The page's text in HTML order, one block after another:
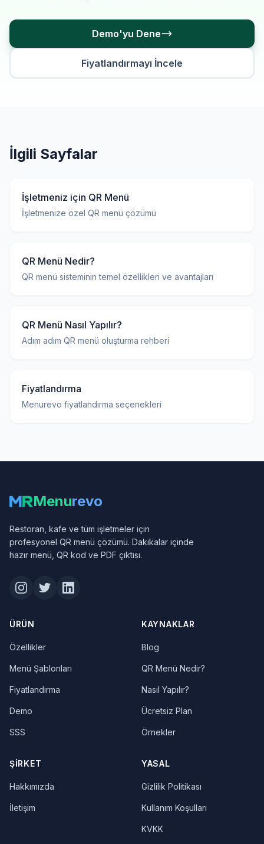
Demo'yu Dene
Fiyatlandırmayı İncele
İlgili Sayfalar
İşletmeniz için QR Menü
İşletmenize özel QR menü çözümü
QR Menü Nedir?
QR menü sisteminin temel özellikleri ve avantajları
QR Menü Nasıl Yapılır?
Adım adım QR menü oluşturma rehberi
Fiyatlandırma
Menurevo fiyatlandırma seçenekleri
Menurevo
Restoran, kafe ve tüm işletmeler için
profesyonel QR menü çözümü. Dakikalar içinde
hazır menü, QR kod ve PDF çıktısı.
ÜRÜN
Özellikler
Menü Şablonları
Fiyatlandırma
Demo
SSS
KAYNAKLAR
Blog
QR Menü Nedir?
Nasıl Yapılır?
Ücretsiz Plan
Örnekler
ŞIRKET
Hakkımızda
İletişim
YASAL
Gizlilik Politikası
Kullanım Koşulları
KVKK